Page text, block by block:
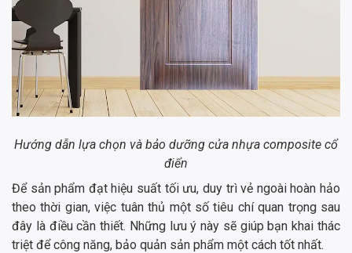
Hướng dẫn lựa chọn và bảo dưỡng cửa nhựa composite cổ
điển
Để sản phẩm đạt hiệu suất tối ưu, duy trì vẻ ngoài hoàn hảo
theo thời gian, việc tuân thủ một số tiêu chí quan trọng sau
đây là điều cần thiết. Những lưu ý này sẽ giúp bạn khai thác
triệt để công năng, bảo quản sản phẩm một cách tốt nhất.